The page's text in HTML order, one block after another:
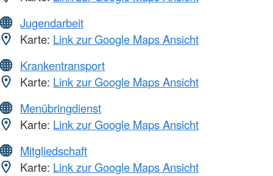
Jugendarbeit
Karte: Link zur Google Maps Ansicht
Krankentransport
Karte: Link zur Google Maps Ansicht
Menübringdienst
Karte: Link zur Google Maps Ansicht
Mitgliedschaft
Karte: Link zur Google Maps Ansicht